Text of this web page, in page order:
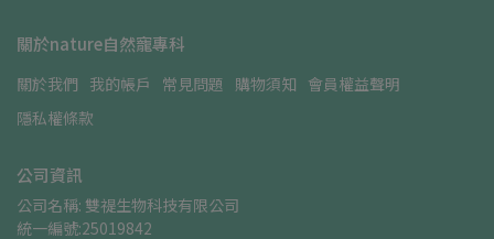
關於nature自然寵專科
關於我們 我的帳戶 常見問題 購物須知 會員權益聲明
隱私權條款
公司資訊
公司名稱: 雙禔生物科技有限公司
統一編號:25019842